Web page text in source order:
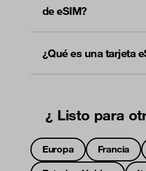
de eSIM?
¿Qué es una tarjeta
¿ Listo para
Europa Francia